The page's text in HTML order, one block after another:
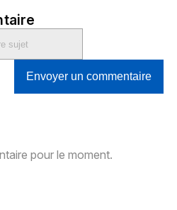
Envoyer un commentaire
pour le moment.